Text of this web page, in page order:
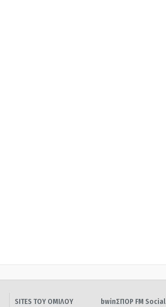
SITES ΤΟΥ ΟΜΙΛΟΥ bwinΣΠΟΡ FM Social